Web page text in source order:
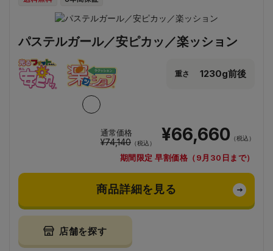
パステルガール／安ピカッ／楽ッション
重さ 1230g前後
通常価格
¥74,140 （税込） ¥66,660 （税込）
期間限定 早割価格（9月30日まで）
商品詳細を見る
店舗を探す